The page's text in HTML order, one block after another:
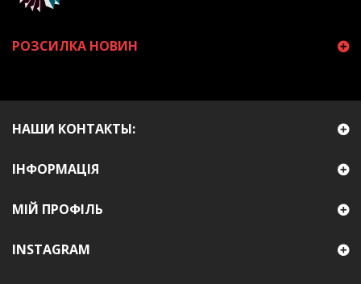
РОЗСИЛКА НОВИН
НАШИ КОНТАКТЫ:
ІНФОРМАЦІЯ
МІЙ ПРОФІЛЬ
INSTAGRAM